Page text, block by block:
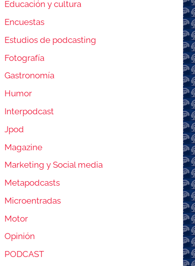
Educación y cultura
Encuestas
Estudios de podcasting
Fotografía
Gastronomía
Humor
Interpodcast
Jpod
Magazine
Marketing y Social media
Metapodcasts
Microentradas
Motor
Opinión
PODCAST